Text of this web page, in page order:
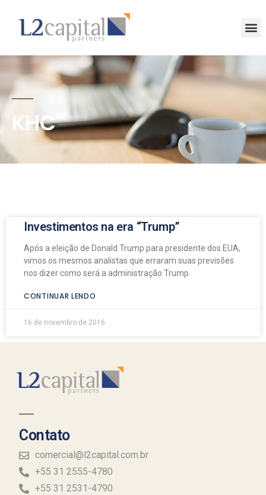
KHC
Investimentos na era “Trump”
Após a eleição de Donald Trump para presidente dos EUA,
vimos os mesmos analistas que erraram suas previsões
nos dizer como será a administração Trump.
CONTINUAR LENDO
16 de novembro de 2016
Contato
comercial@l2capital.com.br
+55 31 2555-4780
+55 31 2531-4790